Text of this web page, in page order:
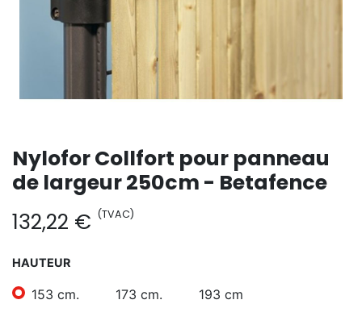
Nylofor Collfort pour panneau
de largeur 250cm - Betafence
132,22 € (TVAC)
HAUTEUR
153 cm. 173 cm. 193 cm